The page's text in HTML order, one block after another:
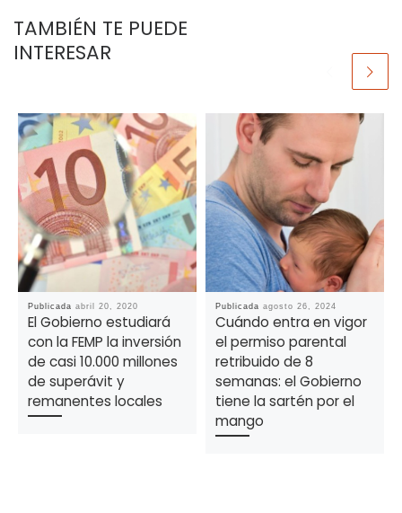
TAMBIÉN TE PUEDE
INTERESAR
Publicada abril 20, 2020
El Gobierno estudiará
con la FEMP la inversión
de casi 10.000 millones
de superávit y
remanentes locales
Publicada agosto 26, 2024
Cuándo entra en vigor
el permiso parental
retribuido de 8
semanas: el Gobierno
tiene la sartén por el
mango